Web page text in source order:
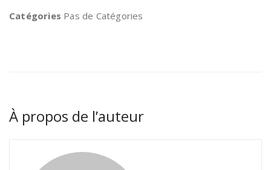
Catégories Pas de Catégories
À propos de l’auteur